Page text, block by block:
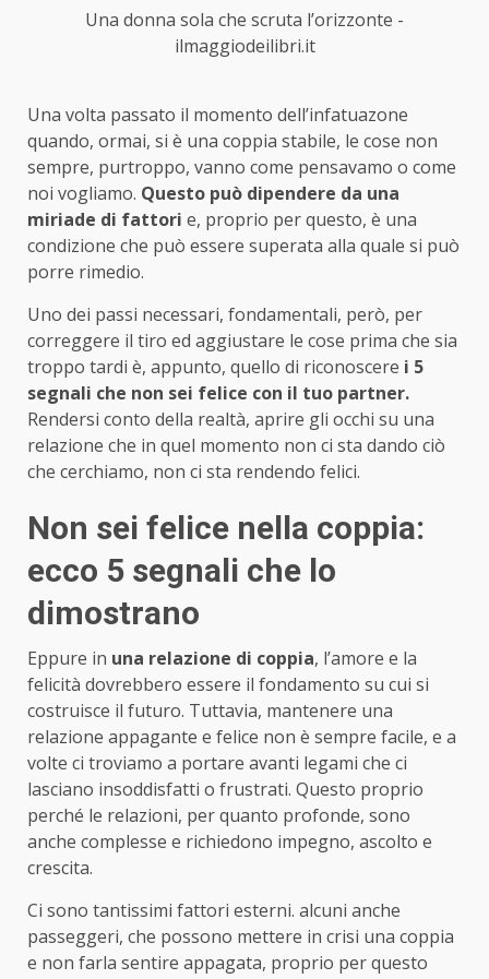
Una donna sola che scruta l’orizzonte -
ilmaggiodeilibri.it
Una volta passato il momento dell’infatuazone
quando, ormai, si è una coppia stabile, le cose non
sempre, purtroppo, vanno come pensavamo o come
noi vogliamo. Questo può dipendere da una
miriade di fattori e, proprio per questo, è una
condizione che può essere superata alla quale si può
porre rimedio.
Uno dei passi necessari, fondamentali, però, per
correggere il tiro ed aggiustare le cose prima che sia
troppo tardi è, appunto, quello di riconoscere i 5
segnali che non sei felice con il tuo partner.
Rendersi conto della realtà, aprire gli occhi su una
relazione che in quel momento non ci sta dando ciò
che cerchiamo, non ci sta rendendo felici.
Non sei felice nella coppia:
ecco 5 segnali che lo
dimostrano
Eppure in una relazione di coppia, l’amore e la
felicità dovrebbero essere il fondamento su cui si
costruisce il futuro. Tuttavia, mantenere una
relazione appagante e felice non è sempre facile, e a
volte ci troviamo a portare avanti legami che ci
lasciano insoddisfatti o frustrati. Questo proprio
perché le relazioni, per quanto profonde, sono
anche complesse e richiedono impegno, ascolto e
crescita.
Ci sono tantissimi fattori esterni. alcuni anche
passeggeri, che possono mettere in crisi una coppia
e non farla sentire appagata, proprio per questo